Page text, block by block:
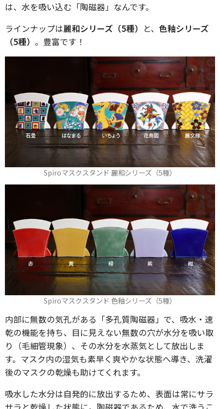
は、水を吸い込む「陶磁器」なんです。
ラインナップは麗和シリーズ（5種） と、 色釉シリーズ
（5種） 。豊富です！
Spiroマスクスタンド 麗和シリーズ（5種）
Spiroマスクスタンド 色釉シリーズ（5種）
内部に無数の気孔がある「多孔質陶磁器」で、吸水・速
乾の機能を持ち、目に見えない無数の穴が水分を吸い取
り（毛細管現象）、その水分を水蒸気として放出しま
す。マスク内の湿気も素早く爽やかな状態へ導き、洗濯
後のマスクの乾燥も助けてくれます。
吸水した水分は自発的に放出するため、表面は常にサラ